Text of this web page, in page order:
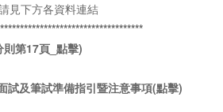
見下方各資料連結
第17頁_點擊)
試及筆試準備指引暨注意事項(點擊)